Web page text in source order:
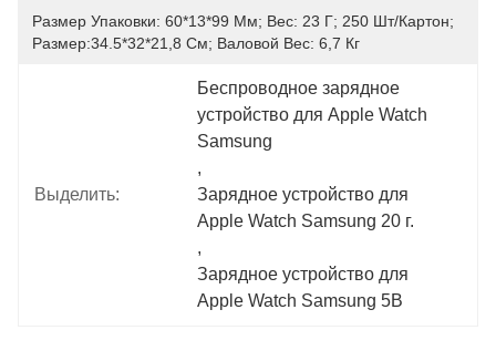
Размер Упаковки: 60*13*99 Мм; Вес: 23 Г; 250 Шт/картон;
Размер:34.5*32*21,8 См; Валовой Вес: 6,7 Кг
Выделить:
Беспроводное зарядное
устройство для Apple Watch
Samsung
,
Зарядное устройство для
Apple Watch Samsung 20 г.
,
Зарядное устройство для
Apple Watch Samsung 5В